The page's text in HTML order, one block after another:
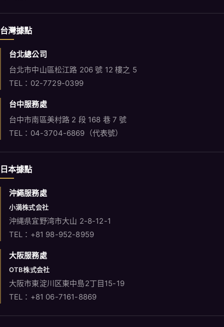
台灣據點
台北總公司
台北市中山區松江路 206 號 12 樓之 5
TEL：02-7729-0399
台中服務處
台中市南區美村路 2 段 168 巷 7 號
TEL：04-3704-6869（代表號）
日本據點
沖繩服務處
小満株式会社
沖縄県宜野湾市大山 2-8-12-1
TEL：+81 98-952-8959
大阪服務處
OTB株式会社
大阪市東淀川区東中島2丁目15-19
TEL：+81 06-7161-8869